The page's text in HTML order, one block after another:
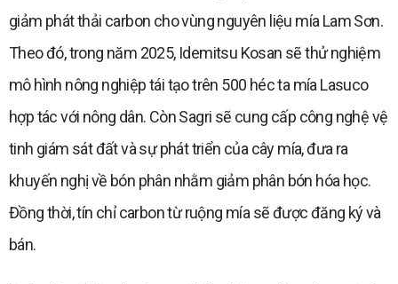
giảm phát thải carbon cho vùng nguyên liệu mía Lam Sơn.
Theo đó, trong năm 2025, Idemitsu Kosan sẽ thử nghiệm
mô hình nông nghiệp tái tạo trên 500 héc ta mía Lasuco
hợp tác với nông dân. Còn Sagri sẽ cung cấp công nghệ vệ
tinh giám sát đất và sự phát triển của cây mía, đưa ra
khuyến nghị về bón phân nhằm giảm phân bón hóa học.
Đồng thời, tín chỉ carbon từ ruộng mía sẽ được đăng ký và
bán.